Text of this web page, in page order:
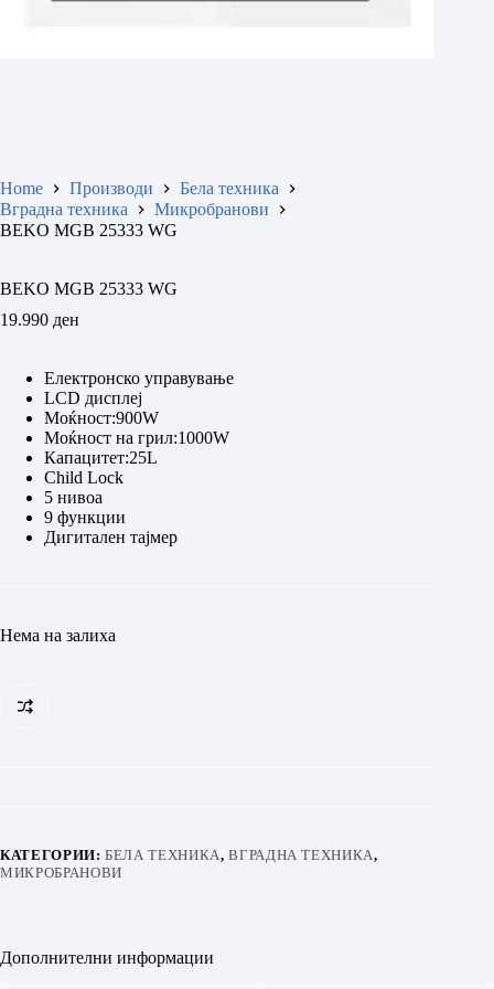
Home Производи
Бела техника
Вградна техника
Микробранови
BEKO MGB 25333 WG
BEKO MGB 25333 WG
19.990 ден
Електронско управување
LCD дисплеј
Моќност:900W
Моќност на грил:1000W
Капацитет:25L
Child Lock
5 нивоа
9 функции
Дигитален тајмер
Нема на залиха
КАТЕГОРИИ:БЕЛА ТЕХНИКА,ВГРАДНА ТЕХНИКА,
МИКРОБРАНОВИ
Дополнителни информации